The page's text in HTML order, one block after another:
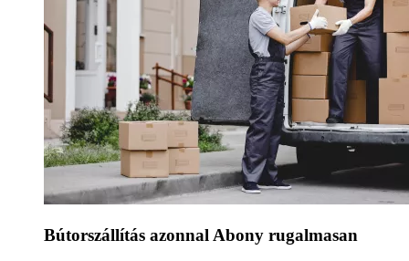
Bútorszállítás azonnal Abony rugalmasan